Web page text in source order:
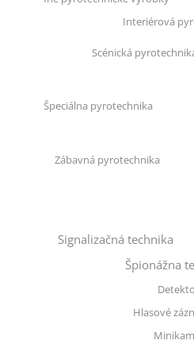
Interiérová
Scénická
Špeciálna pyrotechnika
Zábavná pyrotechnika
Signalizačná technika
Špionážna
Hlasové